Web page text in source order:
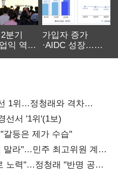
분기
익 역대
가입자 증가
·AIDC 성장…
1위…정청래와 격차
선서 '1위'(1보)
등은 제가 수습"
말라"…민주 최고위원 계파
노력"…정청래 "반명 공세